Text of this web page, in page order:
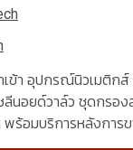
ข้า อุปกรณ์นิวเมติกส์
ลีนอยด์วาล์ว ชุดกรอ
ร้อมบริการหลังการข